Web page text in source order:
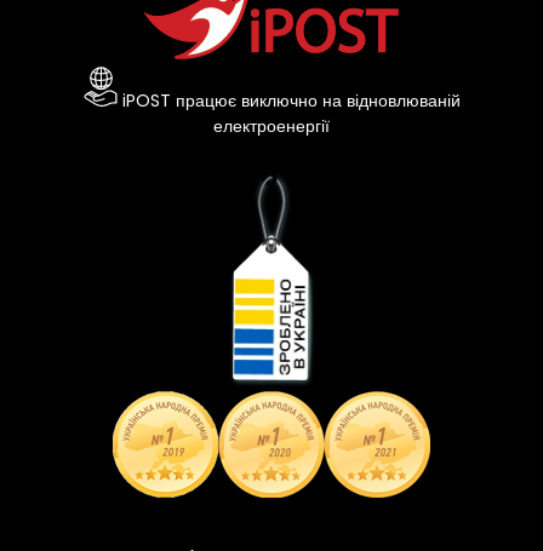
iPOST працює виключно на відновлюваній
електроенергії